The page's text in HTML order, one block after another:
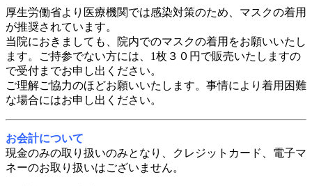
厚生労働省より医療機関では感染対策のため、マスクの着用
が推奨されています。
当院におきましても、院内でのマスクの着用をお願いいたし
ます。ご持参でない方には、1枚３０円で販売いたしますの
で受付までお申し出ください。
ご理解ご協力のほどお願いいたします。事情により着用困難
な場合にはお申し出ください。
お会計について
現金のみの取り扱いのみとなり、クレジットカード、電子マ
ネーのお取り扱いはございません。